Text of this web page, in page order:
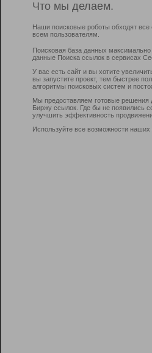
Что мы делаем.
Наши поисковые роботы обходят
всем пользователям.
Поисковая база данных
данные Поиска ссылок в сервисах
У вас есть сайт и вы хотите
вы запустите проект, тем быстрее
алгоритмы поисковых систем и
Мы предоставляем готовые решения
Биржу ссылок. Где бы не появились
улучшить эффективность
Используйте все возможности